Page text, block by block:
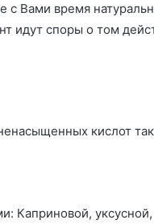
с Вами время
идут споры о том
кислот
Каприновой,